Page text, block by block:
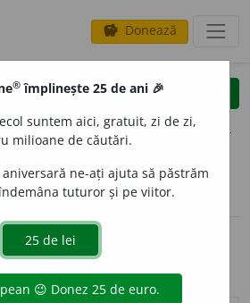
savings Donează
clear
opțiuni
volume_up (2)
® împlinește 25 de ani 🎉
suntem aici, gratuit, zi de zi,
milioane de căutări.
ne-ați ajuta să păstrăm
tuturor și pe viitor.